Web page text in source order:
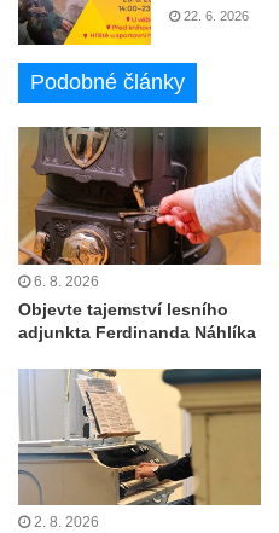
22. 6. 2026
Podobné články
6. 8. 2026
Objevte tajemství lesního
adjunkta Ferdinanda Náhlíka
2. 8. 2026